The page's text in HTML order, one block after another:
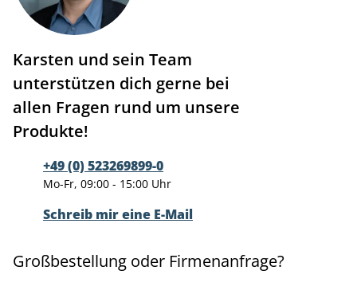
Karsten und sein Team
unterstützen dich gerne bei
allen Fragen rund um unsere
Produkte!
+49 (0) 523269899-0
Mo-Fr, 09:00 - 15:00 Uhr
Schreib mir eine E-Mail
Großbestellung oder Firmenanfrage?